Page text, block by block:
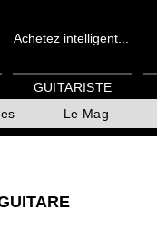
Achetez intelligent...
Le Mag
GUITARISTE